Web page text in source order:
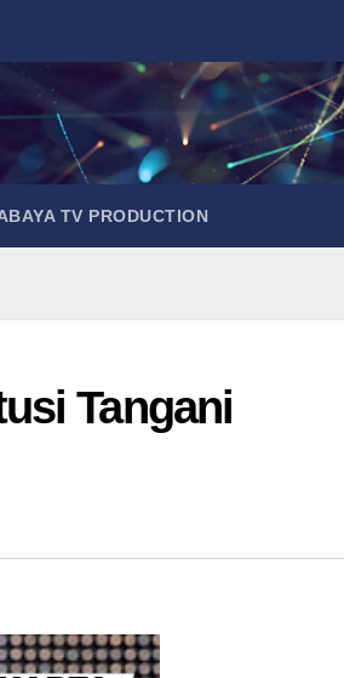
TV PRODUCTION
Tangani